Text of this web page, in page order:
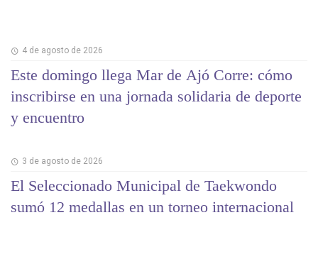
4 de agosto de 2026
Este domingo llega Mar de Ajó Corre: cómo
inscribirse en una jornada solidaria de deporte
y encuentro
3 de agosto de 2026
El Seleccionado Municipal de Taekwondo
sumó 12 medallas en un torneo internacional